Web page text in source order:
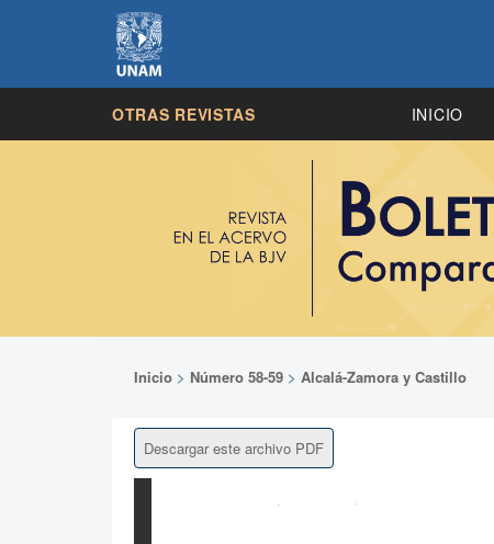
OTRAS REVISTAS INICIO
Inicio > Número 58-59 > Alcalá-Zamora y Castillo
Descargar este archivo PDF